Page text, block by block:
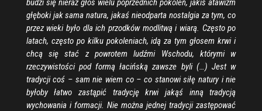
budzi się nieraz głos wielu poprzednich pokoleń, jakiś atawizm
głęboki jak sama natura, jakaś nieodparta nostalgia za tym, co
przez wieki było dla ich przodków modlitwą i wiarą. Często po
latach, często po kilku pokoleniach, idą za tym głosem krwi i
chcą się stać z powrotem ludźmi Wschodu, którymi w
rzeczywistości pod formą łacińską zawsze byli (…) Jest w
tradycji coś – sam nie wiem co – co stanowi siłę natury i nie
byłoby łatwo zastąpić tradycję krwi jakąś inną tradycją
wychowania i formacji. Nie można jednej tradycji zastępować